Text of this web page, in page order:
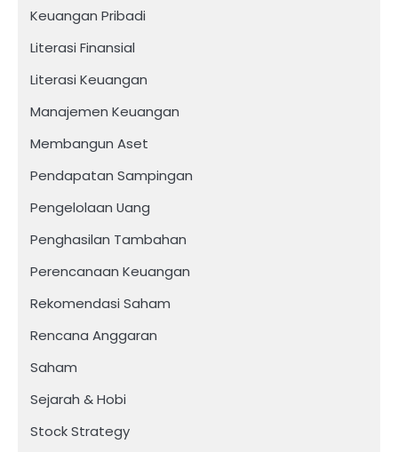
Keuangan Pribadi
Literasi Finansial
Literasi Keuangan
Manajemen Keuangan
Membangun Aset
Pendapatan Sampingan
Pengelolaan Uang
Penghasilan Tambahan
Perencanaan Keuangan
Rekomendasi Saham
Rencana Anggaran
Saham
Sejarah & Hobi
Stock Strategy